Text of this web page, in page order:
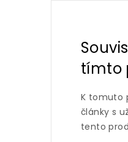
tímto
K tomuto
články s
tento